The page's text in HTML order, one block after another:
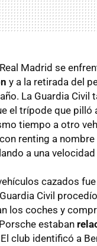
Madrid se
y a la retirada del
La Guardia Civil
el trípode que pilló
tiempo a otro
renting a
a una
cazados
Civil
los coches y
estaban
club identificó a